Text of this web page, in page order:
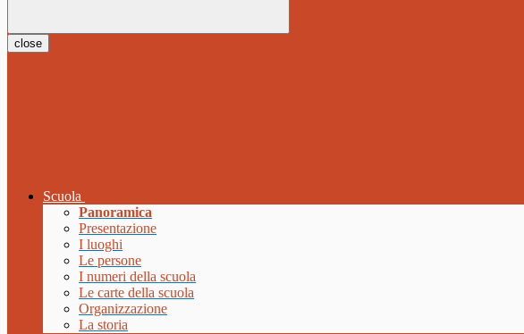
close
Scuola
Panoramica
Presentazione
I luoghi
Le persone
I numeri della scuola
Le carte della scuola
Organizzazione
La storia